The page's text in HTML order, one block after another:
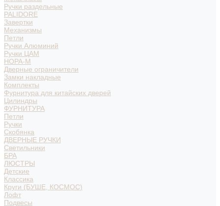
Ручки раздельные
PALIDORE
Завертки
Механизмы
Петли
Ручки Алюминий
Ручки ЦАМ
НОРА-М
Дверные ограничители
Замки накладные
Комплекты
Фурнитура для китайских дверей
Цилиндры
ФУРНИТУРА
Петли
Ручки
Скобянка
ДВЕРНЫЕ РУЧКИ
Светильники
БРА
ЛЮСТРЫ
Детские
Классика
Круги (БУШЕ, КОСМОС)
Лофт
Подвесы